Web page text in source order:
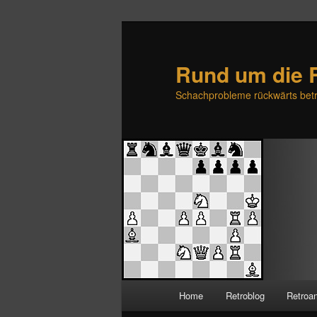
Rund um die
Schachprobleme rückwärts
Zum
Zum
Home Retroblog